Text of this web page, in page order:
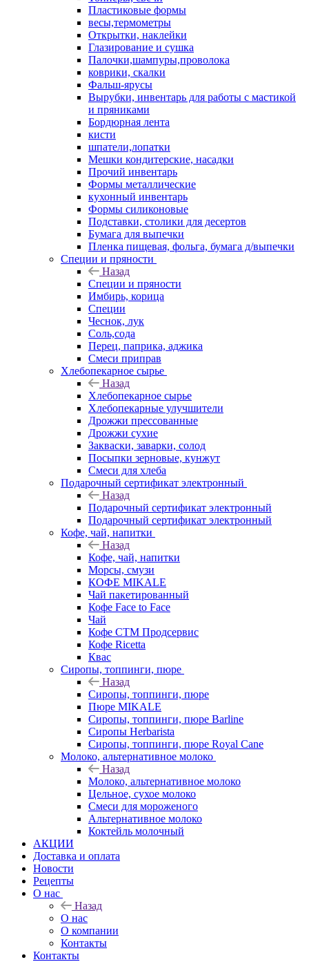
Пластиковые формы
весы,термометры
Открытки, наклейки
Глазирование и сушка
Палочки,шампуры,проволока
коврики, скалки
Фальш-ярусы
Вырубки, инвентарь для работы с мастикой
и пряниками
Бордюрная лента
кисти
шпатели,лопатки
Мешки кондитерские, насадки
Прочий инвентарь
Формы металлические
кухонный инвентарь
Формы силиконовые
Подставки, столики для десертов
Бумага для выпечки
Пленка пищевая, фольга, бумага д/выпечки
Специи и пряности
Назад
Специи и пряности
Имбирь, корица
Специи
Чеснок, лук
Соль,сода
Перец, паприка, аджика
Смеси приправ
Хлебопекарное сырье
Назад
Хлебопекарное сырье
Хлебопекарные улучшители
Дрожжи прессованные
Дрожжи сухие
Закваски, заварки, солод
Посыпки зерновые, кунжут
Смеси для хлеба
Подарочный сертификат электронный
Назад
Подарочный сертификат электронный
Подарочный сертификат электронный
Кофе, чай, напитки
Назад
Кофе, чай, напитки
Морсы, смузи
КОФЕ MIKALE
Чай пакетированный
Кофе Face to Face
Чай
Кофе СТМ Продсервис
Кофе Ricetta
Квас
Сиропы, топпинги, пюре
Назад
Сиропы, топпинги, пюре
Пюре MIKALE
Сиропы, топпинги, пюре Barline
Сиропы Herbarista
Сиропы, топпинги, пюре Royal Cane
Молоко, альтернативное молоко
Назад
Молоко, альтернативное молоко
Цельное, сухое молоко
Смеси для мороженого
Альтернативное молоко
Коктейль молочный
АКЦИИ
Доставка и оплата
Новости
Рецепты
О нас
Назад
О нас
О компании
Контакты
Контакты